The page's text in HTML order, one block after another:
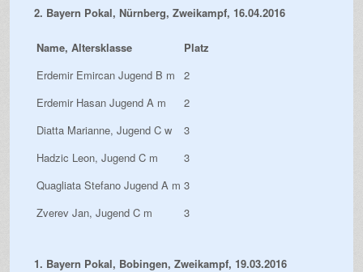
2. Bayern Pokal, Nürnberg, Zweikampf, 16.04.2016
Name, Altersklasse
Platz
Erdemir Emircan Jugend B m
2
Erdemir Hasan Jugend A m
2
Diatta Marianne, Jugend C w
3
Hadzic Leon, Jugend C m
3
Quagliata Stefano Jugend A m 3
Zverev Jan, Jugend C m
3
1. Bayern Pokal, Bobingen, Zweikampf, 19.03.2016